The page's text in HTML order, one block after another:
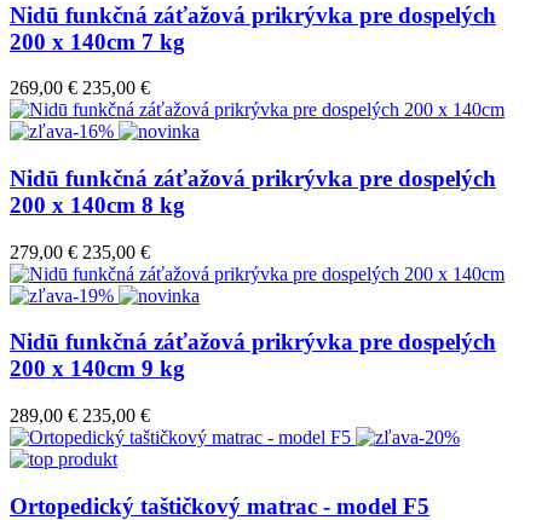
Nidū funkčná záťažová prikrývka pre dospelých
200 x 140cm 7 kg
269,00 € 235,00 €
-16%
Nidū funkčná záťažová prikrývka pre dospelých
200 x 140cm 8 kg
279,00 € 235,00 €
-19%
Nidū funkčná záťažová prikrývka pre dospelých
200 x 140cm 9 kg
289,00 € 235,00 €
-20%
Ortopedický taštičkový matrac - model F5